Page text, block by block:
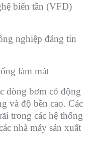
biến tần (VFD)
nghiệp đáng tin
làm mát
dòng bơm có động
và độ bền cao. Các
trong các hệ thống
nhà máy sản xuất